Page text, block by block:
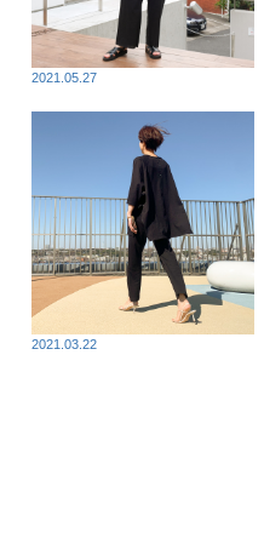
2021.05.27
2021.03.22